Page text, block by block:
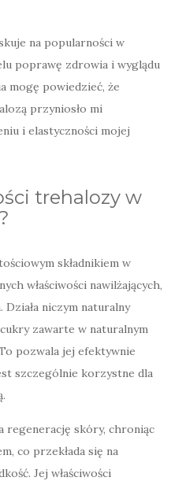
na popularności w
poprawę zdrowia i wyglądu
mogę powiedzieć, że
przyniosło mi
i elastyczności mojej
trehalozy w
składnikiem w
właściwości nawilżających,
niczym naturalny
zawarte w naturalnym
pozwala jej efektywnie
szczególnie korzystne dla
regenerację skóry, chroniąc
co przekłada się na
Jej właściwości